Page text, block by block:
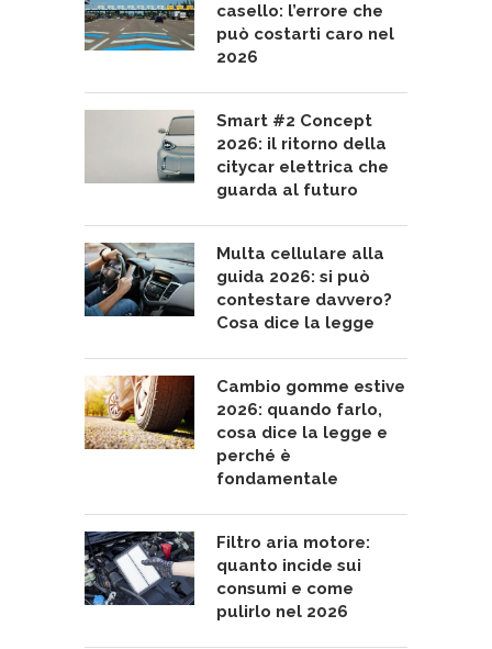
casello: l’errore che
può costarti caro nel
2026
Smart #2 Concept
2026: il ritorno della
citycar elettrica che
guarda al futuro
Multa cellulare alla
guida 2026: si può
contestare davvero?
Cosa dice la legge
Cambio gomme estive
2026: quando farlo,
cosa dice la legge e
perché è
fondamentale
Filtro aria motore:
quanto incide sui
consumi e come
pulirlo nel 2026